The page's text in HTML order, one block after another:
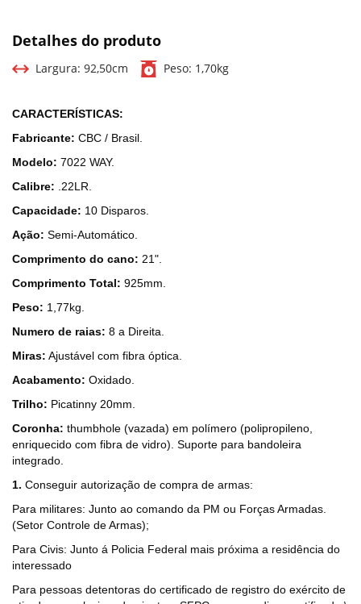
Detalhes do produto
Largura: 92,50cm Peso: 1,70kg
CARACTERÍSTICAS:
Fabricante: CBC / Brasil.
Modelo: 7022 WAY.
Calibre: .22LR.
Capacidade: 10 Disparos.
Ação: Semi-Automático.
Comprimento do cano: 21".
Comprimento Total: 925mm.
Peso: 1,77kg.
Numero de raias: 8 a Direita.
Miras: Ajustável com fibra óptica.
Acabamento: Oxidado.
Trilho: Picatinny 20mm.
Coronha: thumbhole (vazada) em polímero (polipropileno,
enriquecido com fibra de vidro). Suporte para bandoleira
integrado.
1. Conseguir autorização de compra de armas:
Para militares: Junto ao comando da PM ou Forças Armadas.
(Setor Controle de Armas);
Para Civis: Junto á Policia Federal mais próxima a residência do
interessado
Para pessoas detentoras do certificado de registro do exército de